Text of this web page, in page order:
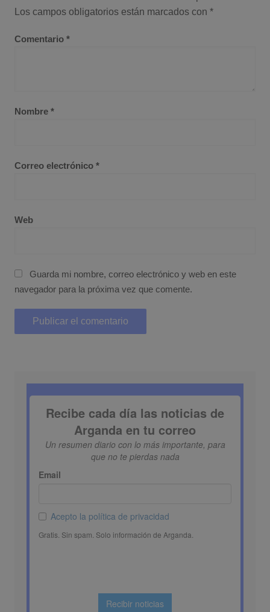
Los campos obligatorios están marcados con *
Comentario *
Nombre *
Correo electrónico *
Web
Guarda mi nombre, correo electrónico y web en este
navegador para la próxima vez que comente.